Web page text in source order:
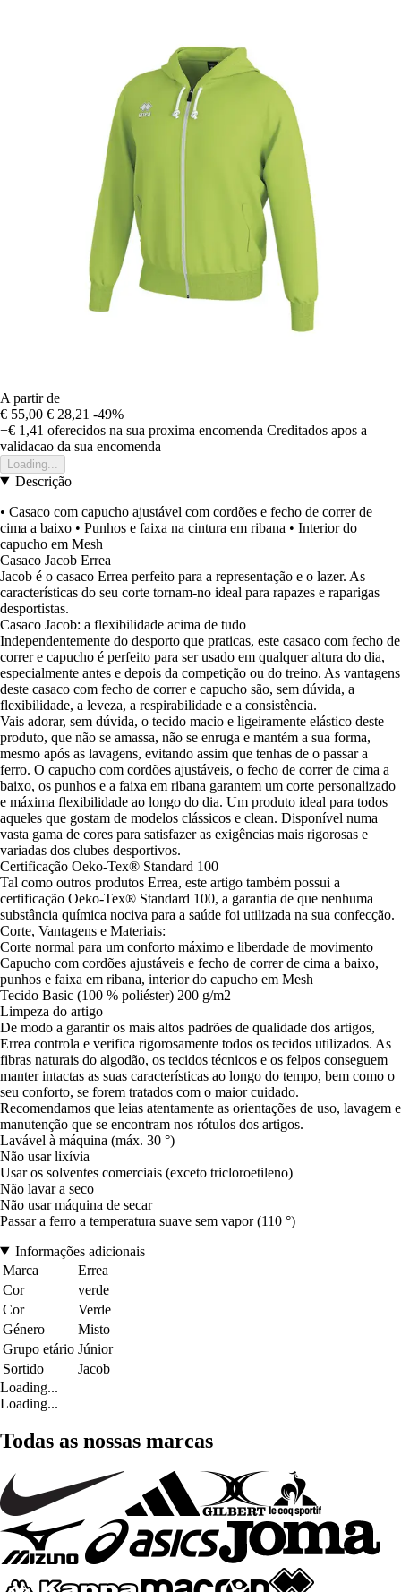
A partir de
€ 55,00 € 28,21 -49%
+€ 1,41 oferecidos na sua proxima encomenda Creditados apos a
validacao da sua encomenda
Loading...
Descrição
• Casaco com capucho ajustável com cordões e fecho de correr de
cima a baixo • Punhos e faixa na cintura em ribana • Interior do
capucho em Mesh
Casaco Jacob Errea
Jacob é o casaco Errea perfeito para a representação e o lazer. As
características do seu corte tornam-no ideal para rapazes e raparigas
desportistas.
Casaco Jacob: a flexibilidade acima de tudo
Independentemente do desporto que praticas, este casaco com fecho de
correr e capucho é perfeito para ser usado em qualquer altura do dia,
especialmente antes e depois da competição ou do treino. As vantagens
deste casaco com fecho de correr e capucho são, sem dúvida, a
flexibilidade, a leveza, a respirabilidade e a consistência.
Vais adorar, sem dúvida, o tecido macio e ligeiramente elástico deste
produto, que não se amassa, não se enruga e mantém a sua forma,
mesmo após as lavagens, evitando assim que tenhas de o passar a
ferro. O capucho com cordões ajustáveis, o fecho de correr de cima a
baixo, os punhos e a faixa em ribana garantem um corte personalizado
e máxima flexibilidade ao longo do dia. Um produto ideal para todos
aqueles que gostam de modelos clássicos e clean. Disponível numa
vasta gama de cores para satisfazer as exigências mais rigorosas e
variadas dos clubes desportivos.
Certificação Oeko-Tex® Standard 100
Tal como outros produtos Errea, este artigo também possui a
certificação Oeko-Tex® Standard 100, a garantia de que nenhuma
substância química nociva para a saúde foi utilizada na sua confecção.
Corte, Vantagens e Materiais:
Corte normal para um conforto máximo e liberdade de movimento
Capucho com cordões ajustáveis e fecho de correr de cima a baixo,
punhos e faixa em ribana, interior do capucho em Mesh
Tecido Basic (100 % poliéster) 200 g/m2
Limpeza do artigo
De modo a garantir os mais altos padrões de qualidade dos artigos,
Errea controla e verifica rigorosamente todos os tecidos utilizados. As
fibras naturais do algodão, os tecidos técnicos e os felpos conseguem
manter intactas as suas características ao longo do tempo, bem como o
seu conforto, se forem tratados com o maior cuidado.
Recomendamos que leias atentamente as orientações de uso, lavagem e
manutenção que se encontram nos rótulos dos artigos.
Lavável à máquina (máx. 30 °)
Não usar lixívia
Usar os solventes comerciais (exceto tricloroetileno)
Não lavar a seco
Não usar máquina de secar
Passar a ferro a temperatura suave sem vapor (110 °)
Informações adicionais
Marca
Errea
Cor
verde
Cor
Verde
Género
Misto
Grupo etário Júnior
Sortido
Jacob
Loading...
Loading...
Todas as nossas marcas